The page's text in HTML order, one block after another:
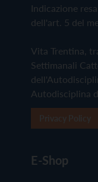
Indicazione
dell'art. 5 del
Vita Trentina,
Settimanali
Autodisciplina
E-Shop